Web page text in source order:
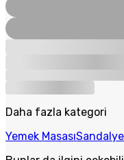
Daha fazla kategori
Yemek MasasıSandalye